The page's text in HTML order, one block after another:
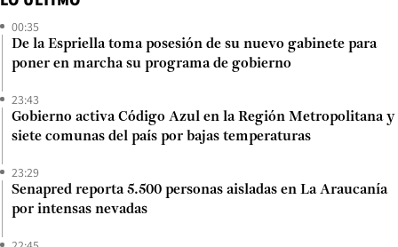
00:35
De la Espriella toma posesión de su nuevo gabinete para
poner en marcha su programa de gobierno
23:43
Gobierno activa Código Azul en la Región Metropolitana y
siete comunas del país por bajas temperaturas
23:29
Senapred reporta 5.500 personas aisladas en La Araucanía
por intensas nevadas